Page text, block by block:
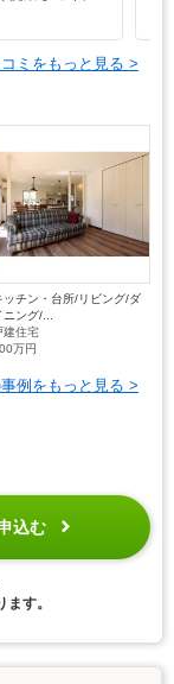
ミをもっと見る >
ッチン・台所/リビング/ダ
ニング/...
建住宅
万円
例をもっと見る >
込む
す。